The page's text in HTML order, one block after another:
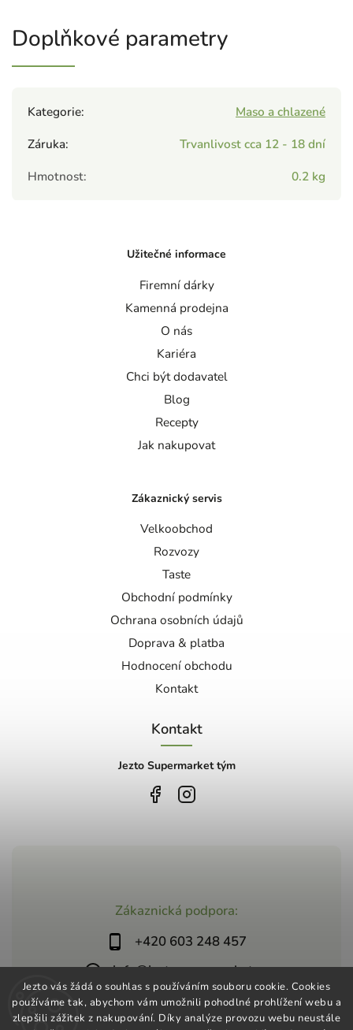
Jezto vás žádá o souhlas s používáním souboru cookie. Cookies
používáme tak, abychom vám umožnili pohodlné prohlížení webu a
zlepšili zážitek z nakupování. Díky analýze provozu webu neustále
Doplňkové parametry
Kategorie:
Maso a chlazené
Záruka:
Trvanlivost cca 12 - 18 dní
Hmotnost: 0.2 kg
Zákaznická podpora:
+420 603 248 457
info@jeztosupermarket.cz
Užitečné informace
Firemní dárky
Kamenná prodejna
O nás
Kariéra
Chci být dodavatel
Blog
Recepty
Jak nakupovat
Zákaznický servis
Velkoobchod
Rozvozy
Taste
Obchodní podmínky
Ochrana osobních údajů
Doprava & platba
Hodnocení obchodu
Kontakt
Kontakt
Jezto Supermarket tým